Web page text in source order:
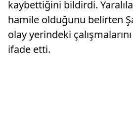
kaybettiğini bildirdi.
hamile olduğunu belirten
olay yerindeki
ifade etti.